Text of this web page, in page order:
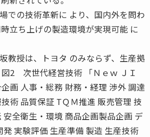
での技術革新に より、国内外を問わ
立ち上げの製造環境が実現可能 に
教授は、トヨタ のみならず、生産拠
2 次世代経営技術 「Ｎｅｗ ＪＩ
画 人事・総務 財務・経理 渉外 調達
術 品質保証 TＱＭ推進 販売管理 技
全衛生・環境 商品企画製品企画 デ
実験評価 生産準備 製造 生産技術